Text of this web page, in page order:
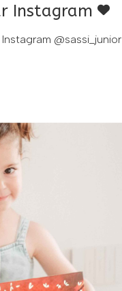
Instagram
@sassi_junior